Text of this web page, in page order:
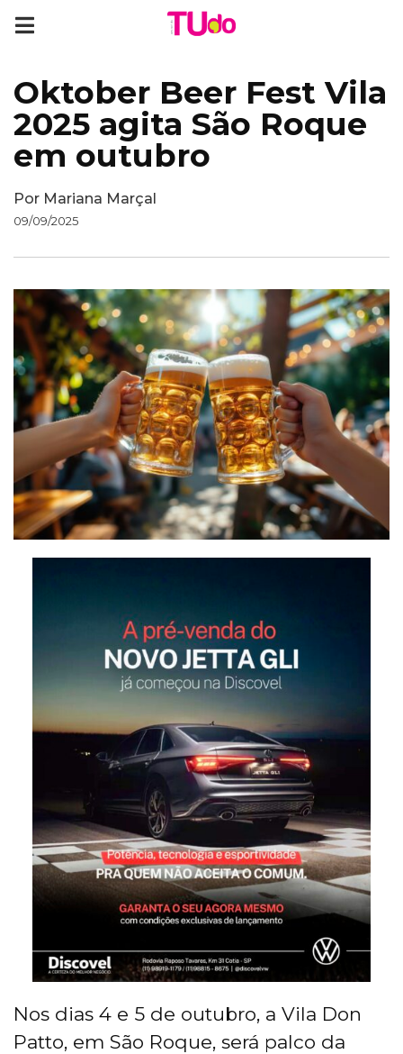
Oktober Beer Fest Vila
2025 agita São Roque
em outubro
Por Mariana Marçal
09/09/2025
Nos dias 4 e 5 de outubro, a Vila Don
Patto, em São Roque, será palco da